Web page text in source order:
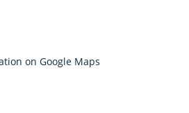
on Google Maps